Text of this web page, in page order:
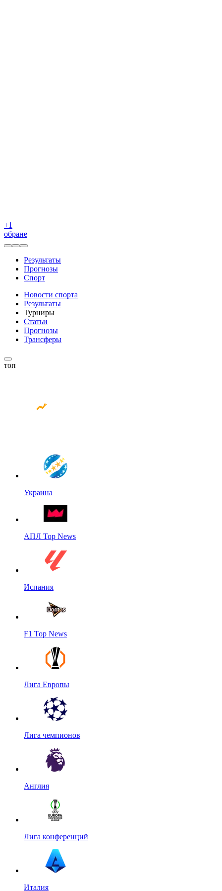
+1
обране
Результаты
Прогнозы
Спорт
Новости спорта
Результаты
Турниры
Статьи
Прогнозы
Трансферы
топ
Украина
АПЛ Top News
Испания
F1 Top News
Лига Европы
Лига чемпионов
Англия
Лига конференций
Италия